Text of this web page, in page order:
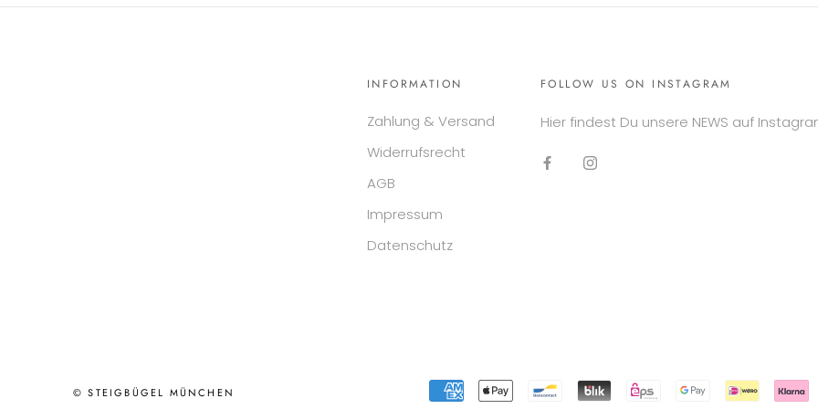
INFORMATION
Zahlung & Versand
Widerrufsrecht
AGB
Impressum
Datenschutz
FOLLOW US ON INSTAGRAM
Hier findest Du unsere NEWS auf
© STEIGBÜGEL MÜNCHEN